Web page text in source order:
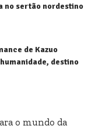
no sertão nordestino
de Kazuo
destino
o mundo da